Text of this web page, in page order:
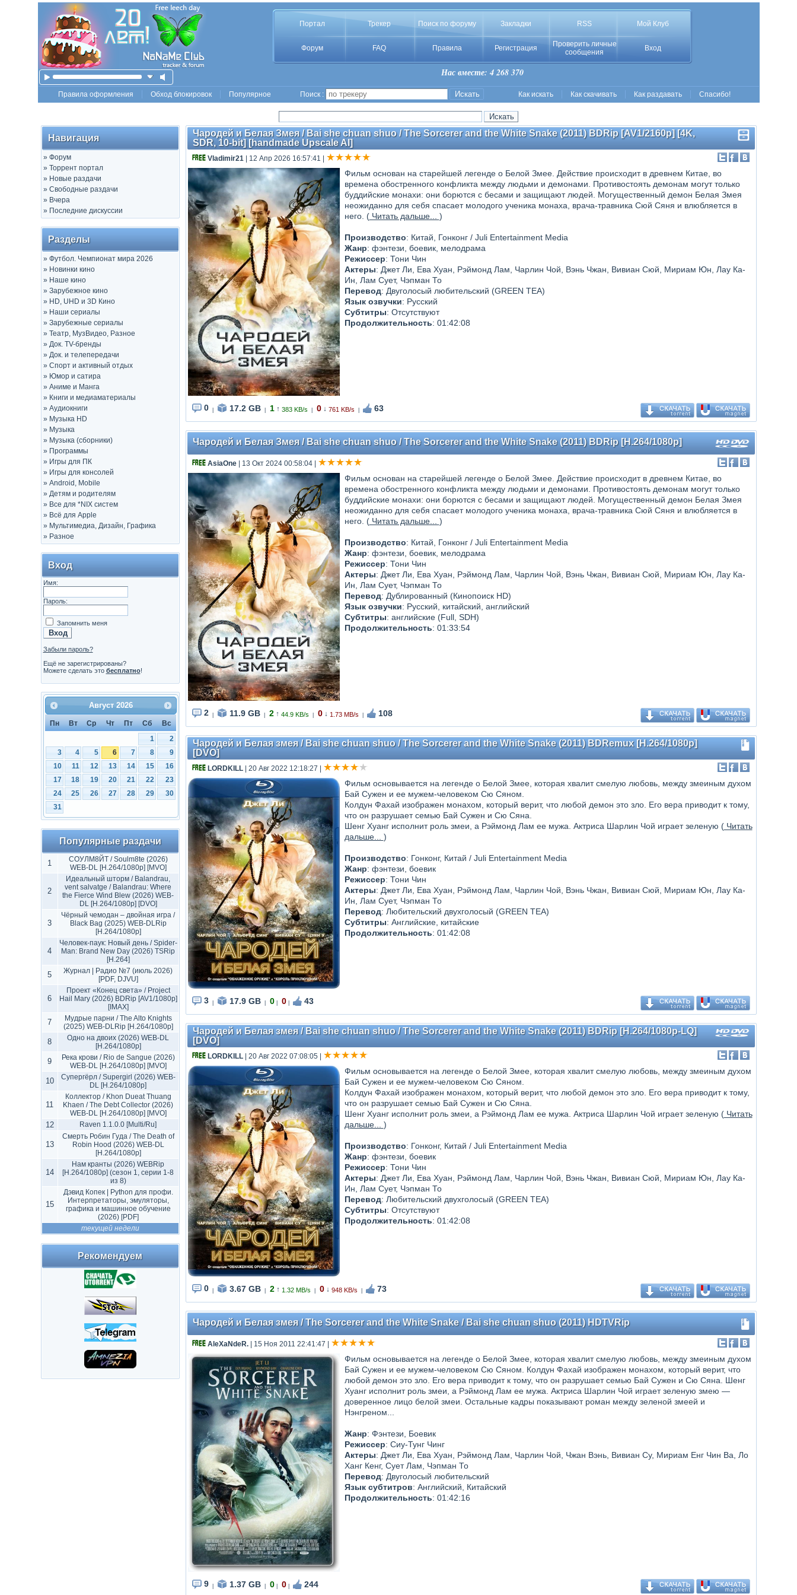
Портал Трекер Поиск по форуму Закладки RSS Мой Клуб
Форум FAQ Правила Регистрация
Проверить личные
сообщения
Вход
Нас вместе: 4 268 370
Правила оформления Обход блокировок Популярное Поиск : Как искать Как скачивать Как раздавать Спасибо!
Навигация
» Форум
» Торрент портал
» Новые раздачи
» Свободные раздачи
» Вчера
» Последние дискуссии
Разделы
» Футбол. Чемпионат мира 2026
» Новинки кино
» Наше кино
» Зарубежное кино
» HD, UHD и 3D Кино
» Наши сериалы
» Зарубежные сериалы
» Театр, МузВидео, Разное
» Док. TV-бренды
» Док. и телепередачи
» Спорт и активный отдых
» Юмор и сатира
» Аниме и Манга
» Книги и медиаматериалы
» Аудиокниги
» Музыка HD
» Музыка
» Музыка (сборники)
» Программы
» Игры для ПК
» Игры для консолей
» Android, Mobile
» Детям и родителям
» Все для *NIX систем
» Всё для Apple
» Мультимедиа, Дизайн, Графика
» Разное
Вход
Имя:
Пароль:
Запомнить меня
Забыли пароль?
Ещё не зарегистрированы?
Можете сделать это бесплатно!
Август 2026
Пн Вт Ср Чт Пт Сб
Вс
1
2
3
4 5 6 7 8
9
10
11 12 13 14 15
16
17
18 19 20 21 22
23
24
25 26 27 28 29
30
31
Популярные раздачи
1
СОУЛМ8ЙТ / Soulm8te (2026)
WEB-DL [H.264/1080p] [MVO]
2
Идеальный шторм / Balandrau,
vent salvatge / Balandrau: Where
the Fierce Wind Blew (2026) WEB-
DL [H.264/1080p] [DVO]
3
Чёрный чемодан – двойная игра /
Black Bag (2025) WEB-DLRip
[H.264/1080p]
4
Человек-паук: Новый день / Spider-
Man: Brand New Day (2026) TSRip
[H.264]
5
Журнал | Радио №7 (июль 2026)
[PDF, DJVU]
6
Проект «Конец света» / Project
Hail Mary (2026) BDRip [AV1/1080p]
[IMAX]
7
Мудрые парни / The Alto Knights
(2025) WEB-DLRip [H.264/1080p]
8
Одно на двоих (2026) WEB-DL
[H.264/1080p]
9
Река крови / Rio de Sangue (2026)
WEB-DL [H.264/1080p] [MVO]
10
Супергёрл / Supergirl (2026) WEB-
DL [H.264/1080p]
11
Коллектор / Khon Dueat Thuang
Khaen / The Debt Collector (2026)
WEB-DL [H.264/1080p] [MVO]
12 Raven 1.1.0.0 [Multi/Ru]
13
Смерть Робин Гуда / The Death of
Robin Hood (2026) WEB-DL
[H.264/1080p]
14
Нам кранты (2026) WEBRip
[H.264/1080p] (сезон 1, серии 1-8
из 8)
15
Дэвид Копек | Python для профи.
Интерпретаторы, эмуляторы,
графика и машинное обучение
(2026) [PDF]
текущей недели
Рекомендуем
Чародей и Белая Змея / Bai she chuan shuo / The Sorcerer and the White Snake (2011) BDRip [AV1/2160p] [4K,
SDR, 10-bit] [handmade Upscale AI]
Vladimir21| 12 Апр 2026 16:57:41
Фильм основан на старейшей легенде о Белой Змее. Действие происходит в древнем Китае, во
времена обостренного конфликта между людьми и демонами. Противостоять демонам могут только
буддийские монахи: они борются с бесами и защищают людей. Могущественный демон Белая Змея
неожиданно для себя спасает молодого ученика монаха, врача-травника Сюй Сяня и влюбляется в
него. (Читать дальше... )
Производство: Китай, Гонконг / Juli Entertainment Media
Жанр: фэнтези, боевик, мелодрама
Режиссер: Тони Чин
Актеры: Джет Ли, Ева Хуан, Рэймонд Лам, Чарлин Чой, Вэнь Чжан, Вивиан Сюй, Мириам Юн, Лау Ка-
Ин, Лам Сует, Чэпман То
Перевод: Двуголосый любительский (GREEN TEA)
Язык озвучки: Русский
Субтитры: Отсутствуют
Продолжительность: 01:42:08
0 17.2 GB 1 ↑ 383 KB/s 0 ↓ 761 KB/s 63
Чародей и Белая Змея / Bai she chuan shuo / The Sorcerer and the White Snake (2011) BDRip [H.264/1080p]
AsiaOne| 13 Окт 2024 00:58:04|
Фильм основан на старейшей легенде о Белой Змее. Действие происходит в древнем Китае, во
времена обостренного конфликта между людьми и демонами. Противостоять демонам могут только
буддийские монахи: они борются с бесами и защищают людей. Могущественный демон Белая Змея
неожиданно для себя спасает молодого ученика монаха, врача-травника Сюй Сяня и влюбляется в
него. (Читать дальше... )
Производство: Китай, Гонконг / Juli Entertainment Media
Жанр: фэнтези, боевик, мелодрама
Режиссер: Тони Чин
Актеры: Джет Ли, Ева Хуан, Рэймонд Лам, Чарлин Чой, Вэнь Чжан, Вивиан Сюй, Мириам Юн, Лау Ка-
Ин, Лам Сует, Чэпман То
Перевод: Дублированный (Кинопоиск HD)
Язык озвучки: Русский, китайский, английский
Субтитры: английские (Full, SDH)
Продолжительность: 01:33:54
2 11.9 GB 2 ↑ 44.9 KB/s 0 ↓ 1.73 MB/s 108
Чародей и Белая змея / Bai she chuan shuo / The Sorcerer and the White Snake (2011) BDRemux [H.264/1080p]
[DVO]
LORDKILL| 20 Авг 2022 12:18:27
Фильм основывается на легенде о Белой Змее, которая хвалит смелую любовь, между змеиным духом
Бай Сужен и ее мужем-человеком Сю Сяном.
Колдун Фахай изображен монахом, который верит, что любой демон это зло. Его вера приводит к тому,
что он разрушает семью Бай Сужен и Сю Сяна.
Шенг Хуанг исполнит роль змеи, а Рэймонд Лам ее мужа. Актриса Шарлин Чой играет зеленую (Читать
дальше... )
Производство: Гонконг, Китай / Juli Entertainment Media
Жанр: фэнтези, боевик
Режиссер: Тони Чин
Актеры: Джет Ли, Ева Хуан, Рэймонд Лам, Чарлин Чой, Вэнь Чжан, Вивиан Сюй, Мириам Юн, Лау Ка-
Ин, Лам Сует, Чэпман То
Перевод: Любительский двухголосый (GREEN TEA)
Субтитры: Английские, китайские
Продолжительность: 01:42:08
3 17.9 GB 0 0 43
Чародей и Белая змея / Bai she chuan shuo / The Sorcerer and the White Snake (2011) BDRip [H.264/1080p-LQ]
[DVO]
LORDKILL| 20 Авг 2022 07:08:05
Фильм основывается на легенде о Белой Змее, которая хвалит смелую любовь, между змеиным духом
Бай Сужен и ее мужем-человеком Сю Сяном.
Колдун Фахай изображен монахом, который верит, что любой демон это зло. Его вера приводит к тому,
что он разрушает семью Бай Сужен и Сю Сяна.
Шенг Хуанг исполнит роль змеи, а Рэймонд Лам ее мужа. Актриса Шарлин Чой играет зеленую (Читать
дальше... )
Производство: Гонконг, Китай / Juli Entertainment Media
Жанр: фэнтези, боевик
Режиссер: Тони Чин
Актеры: Джет Ли, Ева Хуан, Рэймонд Лам, Чарлин Чой, Вэнь Чжан, Вивиан Сюй, Мириам Юн, Лау Ка-
Ин, Лам Сует, Чэпман То
Перевод: Любительский двухголосый (GREEN TEA)
Субтитры: Отсутствуют
Продолжительность: 01:42:08
0 3.67 GB 2 ↑ 1.32 MB/s 0 ↓ 948 KB/s 73
Чародей и Белая змея / The Sorcerer and the White Snake / Bai she chuan shuo (2011) HDTVRip
AleXaNdeR.| 15 Ноя 2011 22:41:47
Фильм основывается на легенде о Белой Змее, которая хвалит смелую любовь, между змеиным духом
Бай Сужен и ее мужем-человеком Сю Сяном. Колдун Фахай изображен монахом, который верит, что
любой демон это зло. Его вера приводит к тому, что он разрушает семью Бай Сужен и Сю Сяна. Шенг
Хуанг исполнит роль змеи, а Рэймонд Лам ее мужа. Актриса Шарлин Чой играет зеленую змею —
доверенное лицо белой змеи. Остальные кадры показывают роман между зеленой змеей и
Нэнгреном...
Жанр: Фэнтези, Боевик
Режиссер: Сиу-Тунг Чинг
Актеры: Джет Ли, Ева Хуан, Рэймонд Лам, Чарлин Чой, Чжан Вэнь, Вивиан Су, Мириам Енг Чин Ва, Ло
Ханг Кенг, Сует Лам, Чэпман То
Перевод: Двуголосый любительский
Язык субтитров: Английский, Китайский
Продолжительность: 01:42:16
9 1.37 GB 0 0 244